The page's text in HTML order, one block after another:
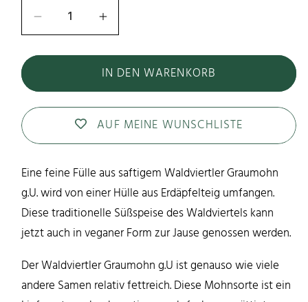
Verringere
die
Menge
Veganer
Graumohnzelten
Erhöhe
die
Menge
für
Veganer
Graumohnzelten
IN DEN WARENKORB
AUF MEINE WUNSCHLISTE
Eine feine Fülle aus saftigem Waldviertler Graumohn
g.U. wird von einer Hülle aus Erdäpfelteig umfangen.
Diese traditionelle Süßspeise des Waldviertels kann
jetzt auch in veganer Form zur Jause genossen werden.
Der Waldviertler Graumohn g.U ist genauso wie viele
andere Samen relativ fettreich. Diese Mohnsorte ist ein